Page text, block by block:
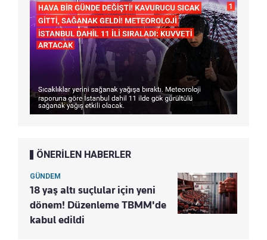
ÖNERİLEN HABERLER
GÜNDEM
18 yaş altı suçlular için yeni
dönem! Düzenleme TBMM'de
kabul edildi